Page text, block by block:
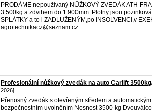
PRODÁME nepoužívaný NŮŽKOVÝ ZVEDÁK ATH-
3.500kg a zdvihem do 1.900mm. Plotny jsou
SPLÁTKY a to i ZADLUŽENÝM,po INSOLVENCI,v
agrotechnikacz@seznam.cz
Profesionální nůžkový zvedák na auto Carlift
2026]
Přenosný zvedák s otevřeným středem a
bezpečnostním uvolněním Nosnost 3500 kg